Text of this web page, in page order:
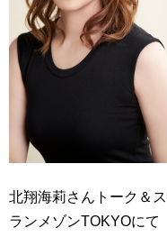
北翔海莉さんトーク＆
ランメゾンTOKYOにて